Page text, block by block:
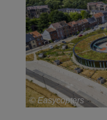
© Easycopters